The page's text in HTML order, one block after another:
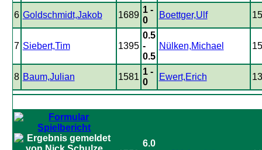
6 Goldschmidt,Jakob 1689
1 -
0
Boettger,Ulf
7 Siebert,Tim 1395
0.5
-
0.5
Nülken,Michael
8 Baum,Julian 1581
1 -
0
Ewert,Erich
6.0